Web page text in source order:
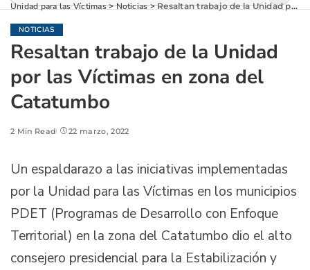
Unidad para las Víctimas>Noticias>Resaltan trabajo de la Unidad por las Víctimas en zona del Catatumbo
NOTICIAS
Resaltan trabajo de la Unidad
por las Víctimas en zona del
Catatumbo
2 Min Read 22 marzo, 2022
Un espaldarazo a las iniciativas implementadas
por la Unidad para las Víctimas en los municipios
PDET (Programas de Desarrollo con Enfoque
Territorial) en la zona del Catatumbo dio el alto
consejero presidencial para la Estabilización y